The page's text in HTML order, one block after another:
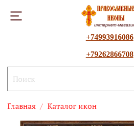
+74993916086
+79262866708
Главная Каталог икон